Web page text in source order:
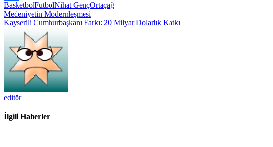
Share
BasketbolFutbolNihat GençOrtaçağ
Yazı
gezinmesi
Medeniyetin Modernleşmesi
Kayserili Cumhurbaşkanı Farkı: 20 Milyar Dolarlık Katkı
editör
İlgili Haberler